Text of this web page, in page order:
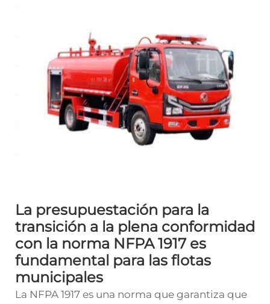
La presupuestación para la
transición a la plena conformidad
con la norma NFPA 1917 es
fundamental para las flotas
municipales
La NFPA 1917 es una norma que garantiza que